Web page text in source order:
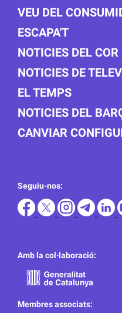
VEU DEL
ESCAPA'T
NOTICIES DEL COR
NOTICIES DE
EL TEMPS
NOTICIES DEL
CANVIAR
Seguiu-nos:
Amb la col·laboració:
Membres associats: